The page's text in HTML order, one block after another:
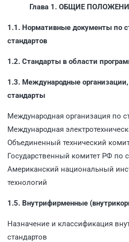
Глава 1. ОБЩИЕ
1.1. Нормативные документы по
стандартов
1.2. Стандарты в области
1.3. Международные
стандарты
Международная организация по
Международная
Объединенный технический
Государственный комитет РФ по
Американский национальный
технологий
1.5. Внутрифирменные
Назначение и классификация
стандартов